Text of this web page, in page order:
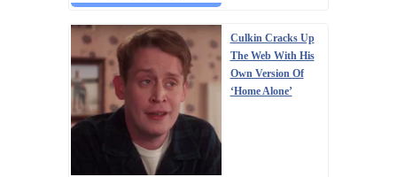
Culkin Cracks Up
The Web With His
Own Version Of
‘Home Alone’